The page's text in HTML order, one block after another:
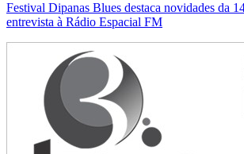
Festival Dipanas Blues destaca novidades da
entrevista à Rádio Espacial FM